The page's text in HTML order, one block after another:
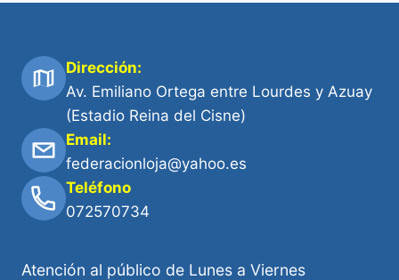
Dirección:
Av. Emiliano Ortega entre Lourdes y Azuay
(Estadio Reina del Cisne)
Email:
federacionloja@yahoo.es
Teléfono
072570734
Atención al público de Lunes a Viernes